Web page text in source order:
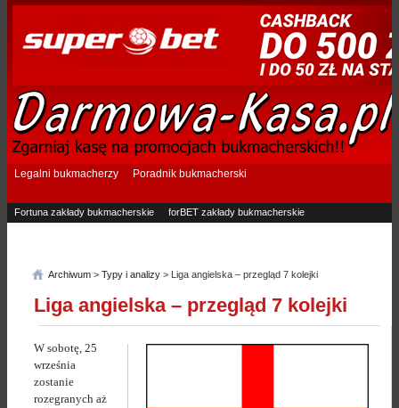
Legalni bukmacherzy Poradnik bukmacherski
Fortuna zakłady bukmacherskie
forBET zakłady bukmacherskie
Archiwum > Typy i analizy > Liga angielska – przegląd 7 kolejki
Liga angielska – przegląd 7 kolejki
W sobotę, 25
września
zostanie
rozegranych aż